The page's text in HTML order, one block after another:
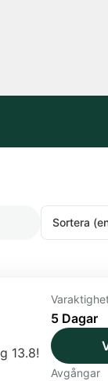
Sortera
13.8!
5 Dagar
Avgångar